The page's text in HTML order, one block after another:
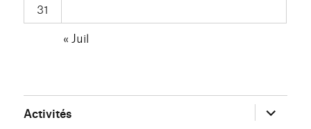
31
« Juil
Activités ouvrir
le